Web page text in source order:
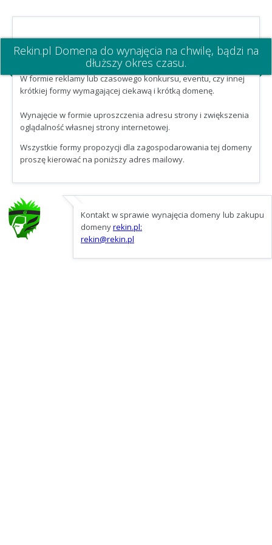
Rekin.pl Domena do wynajęcia na chwilę, bądzi na
dłuższy okres czasu.
W formie reklamy lub czasowego konkursu, eventu, czy innej
krótkiej formy wymagającej ciekawą i krótką domenę.
Wynajęcie w formie uproszczenia adresu strony i zwiększenia
oglądalność własnej strony internetowej.
Wszystkie formy propozycji dla zagospodarowania tej domeny
proszę kierować na poniższy adres mailowy.
Kontakt w sprawie wynajęcia domeny lub zakupu
domenyrekin.pl:
rekin@rekin.pl